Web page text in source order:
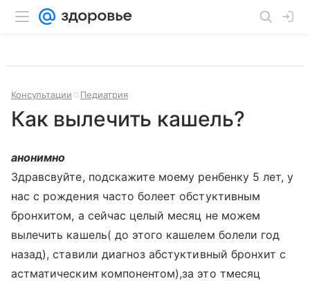
Консультации Педиатрия
Как вылечить кашель?
анонимно
Здравсвуйте, подскажите моему ренбенку 5 лет, у
нас с рождения часто болеет обстуктивным
бронхитом, а сейчас целый месяц не можем
вылечить кашель( до этого кашелем болели год
назад), ставили диагноз абстуктивный бронхит с
астматическим компонентом),за это тмесяц